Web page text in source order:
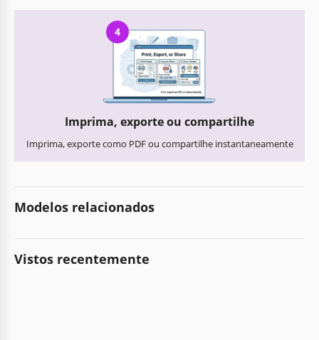
4
Imprima, exporte ou compartilhe
Imprima, exporte como PDF ou compartilhe instantaneamente
Modelos relacionados
Vistos recentemente